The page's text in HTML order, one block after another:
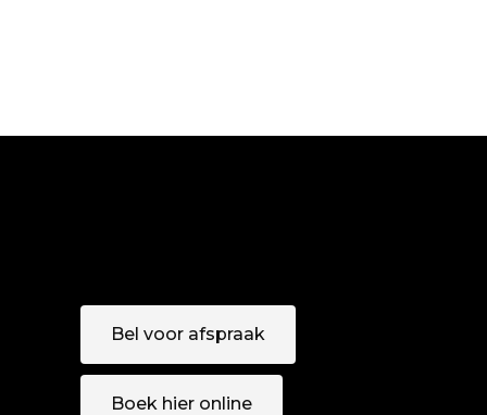
Bel voor afspraak
Boek hier online